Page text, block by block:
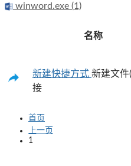
winword.exe (1)
名称
新建快捷方式 新建文件
接
首页
上一页
1